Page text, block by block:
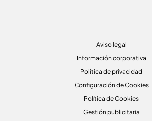
Aviso legal
Información corporativa
Politica de privacidad
Configuración de Cookies
Política de Cookies
Gestión publicitaria